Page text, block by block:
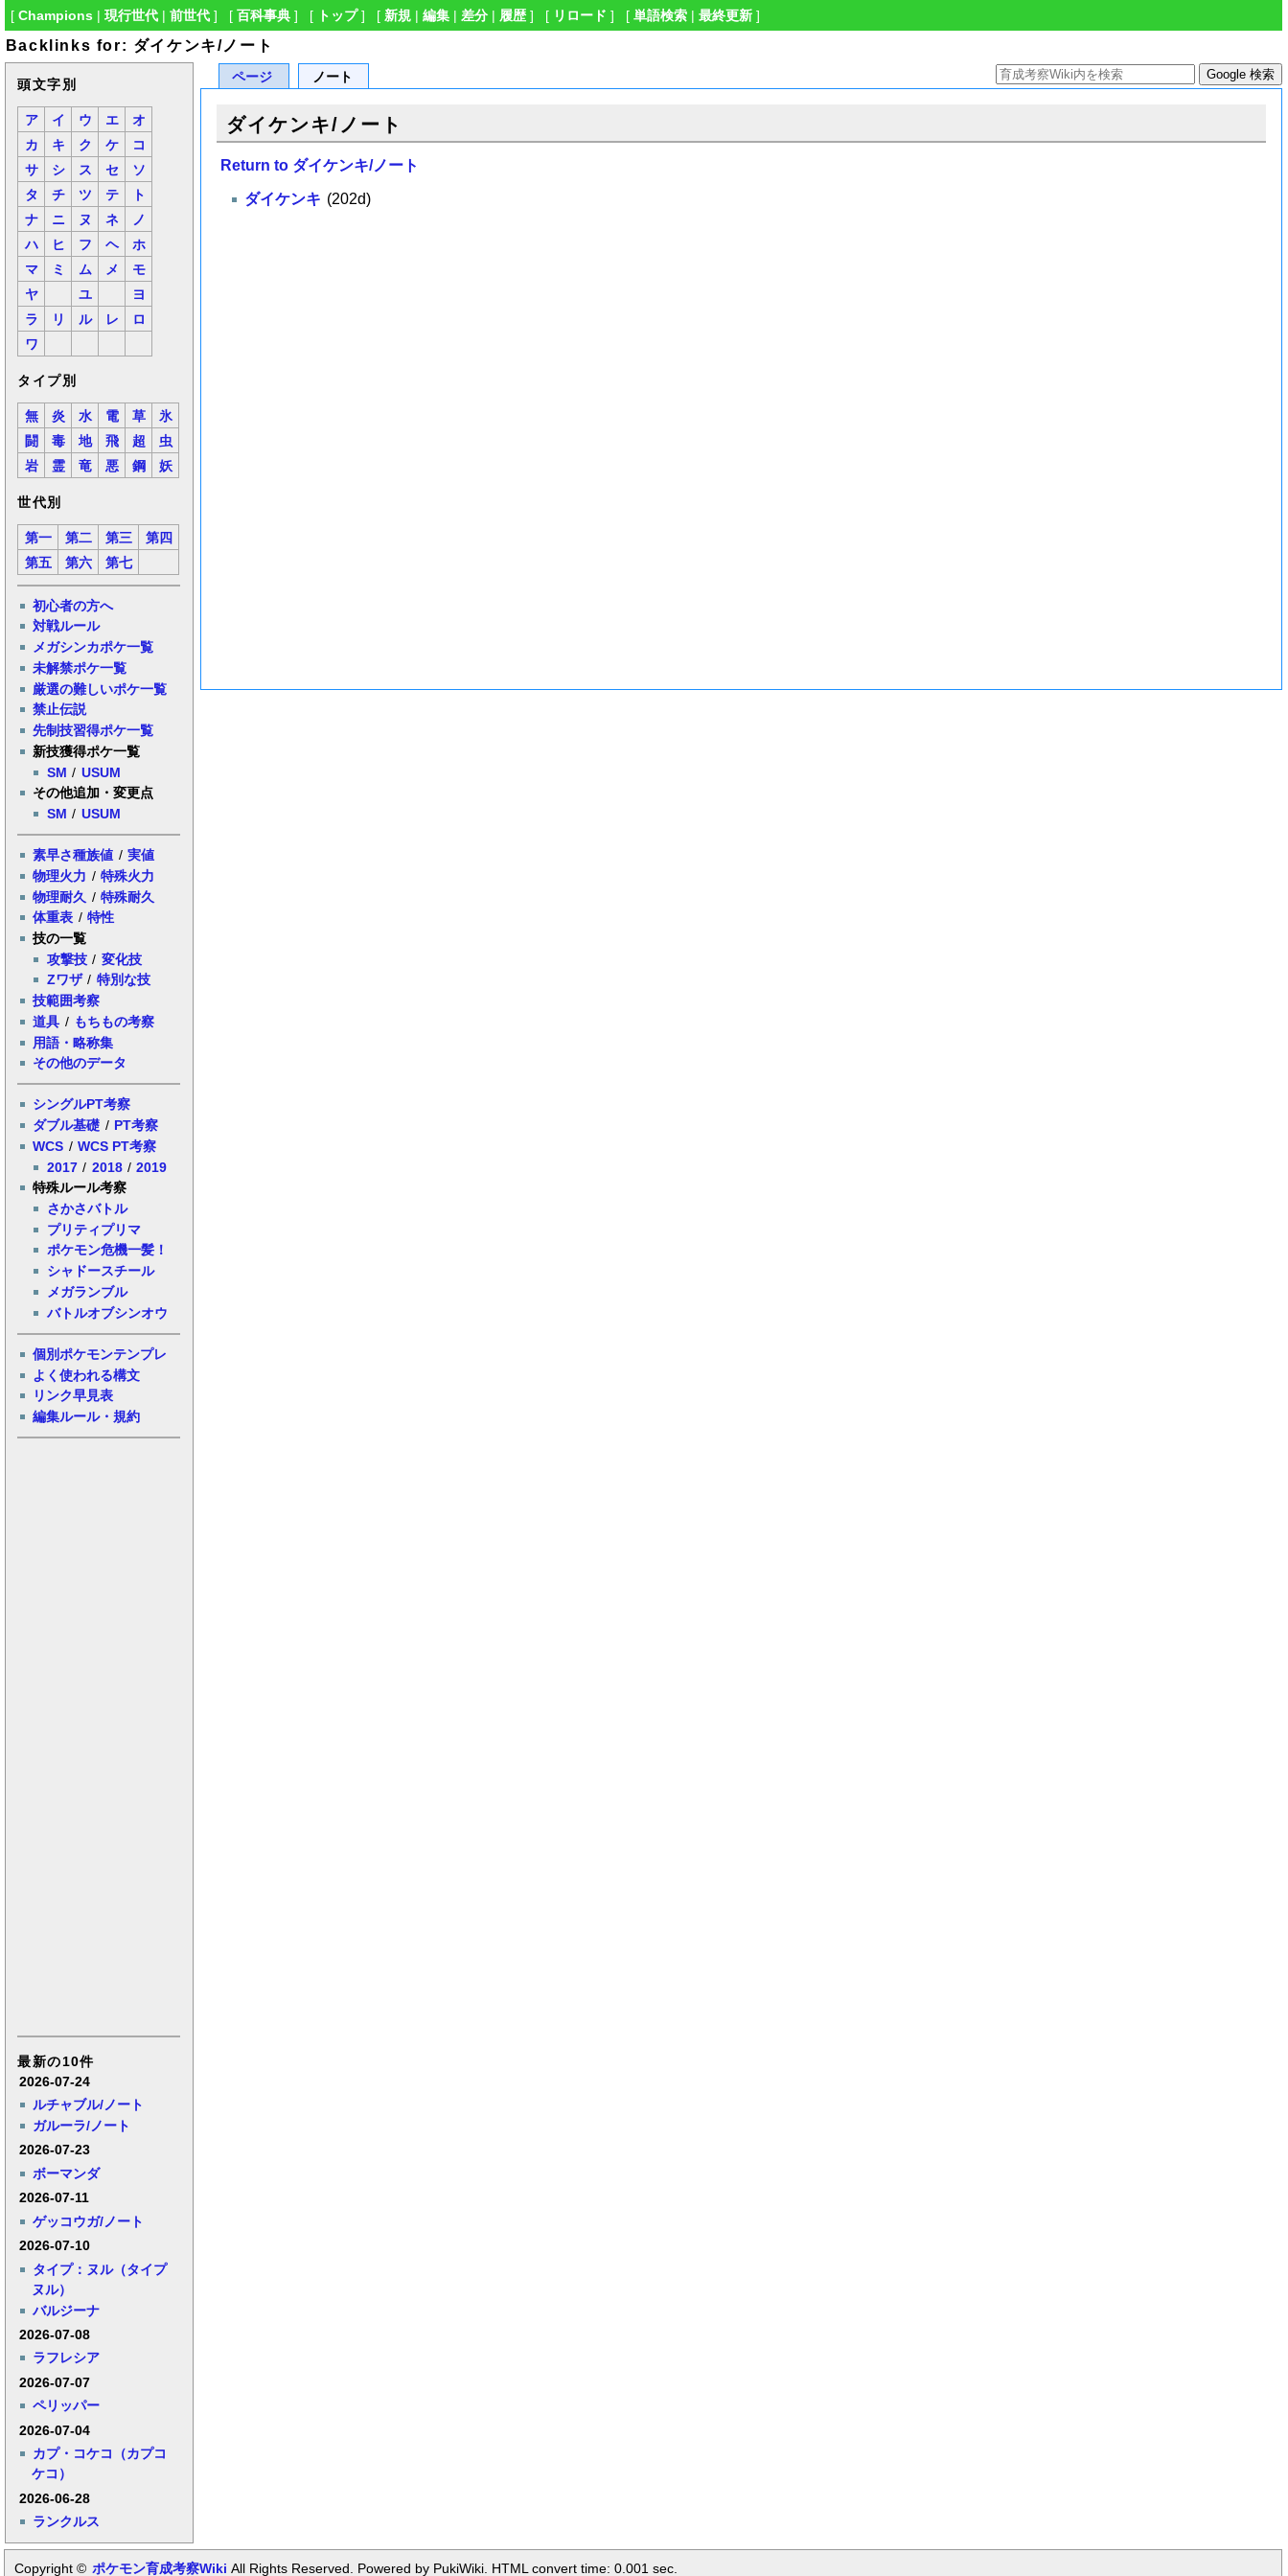
[ Champions | 現行世代| 前世代] [ 百科事典] [ トップ] [ 新規| 編集| 差分| 履歴] [ リロード ] [ 単語検索| 最終更新]
Backlinks for: ダイケンキ/ノート
頭文字別
ア イ ウ エ
オ
カ
キ ク ケ
コ
サ
シ ス セ
ソ
タ
チ ツ テ
ト
ナ
ニ ヌ ネ
ノ
ハ
ヒ フ ヘ
ホ
マ
ミ ム メ
モ
ヤ
ユ
ヨ
ラ
リ ル レ
ロ
ワ
タイプ別
無 炎 水 電 草
氷
闘
毒 地 飛 超
虫
岩
霊 竜 悪 鋼 妖
世代別
第一 第二 第三
第四
第五
第六 第七
初心者の方へ
対戦ルール
メガシンカポケ一覧
未解禁ポケ一覧
厳選の難しいポケ一覧
禁止伝説
先制技習得ポケ一覧
新技獲得ポケ一覧
SM / USUM
その他追加・変更点
SM / USUM
素早さ種族値 / 実値
物理火力 / 特殊火力
物理耐久 / 特殊耐久
体重表 / 特性
技の一覧
攻撃技 / 変化技
Zワザ / 特別な技
技範囲考察
道具 / もちもの考察
用語・略称集
その他のデータ
シングルPT考察
ダブル基礎 / PT考察
WCS / WCS PT考察
2017 / 2018 / 2019
特殊ルール考察
さかさバトル
プリティプリマ
ポケモン危機一髪！
シャドースチール
メガランブル
バトルオブシンオウ
個別ポケモンテンプレ
よく使われる構文
リンク早見表
編集ルール・規約
最新の10件
2026-07-24
ルチャブル/ノート
ガルーラ/ノート
2026-07-23
ボーマンダ
2026-07-11
ゲッコウガ/ノート
2026-07-10
タイプ：ヌル（タイプ
ヌル）
バルジーナ
2026-07-08
ラフレシア
2026-07-07
ペリッパー
2026-07-04
カプ・コケコ（カプコ
ケコ）
2026-06-28
ランクルス
ページ ノート
ダイケンキ/ノート
Return to ダイケンキ/ノート
ダイケンキ (202d)
Copyright © ポケモン育成考察Wiki All Rights Reserved. Powered by PukiWiki. HTML convert time: 0.001 sec.